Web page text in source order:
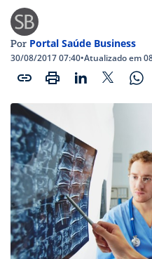
Por Portal Saúde Business
30/08/2017 07:40•Atualizado em